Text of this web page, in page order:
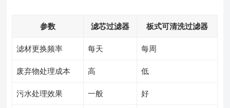
参数 滤芯过滤器 板式可清洗过滤器
滤材更换频率 每天 每周
废弃物处理成本 高 低
污水处理效果 一般 好